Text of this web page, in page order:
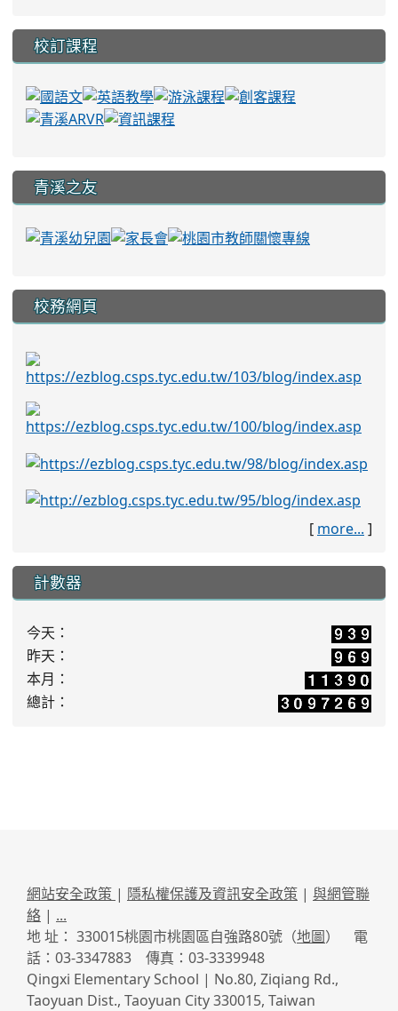
校訂課程
青溪之友
校務網頁
[ more... ]
計數器
今天：
昨天：
本月：
總計：
網站安全政策 | 隱私權保護及資訊安全政策 | 與網管聯
絡 | ...
地 址： 330015桃園市桃園區自強路80號（地圖） 電
話：03-3347883 傳真：03-3339948
Qingxi Elementary School | No.80, Ziqiang Rd.,
Taoyuan Dist., Taoyuan City 330015, Taiwan